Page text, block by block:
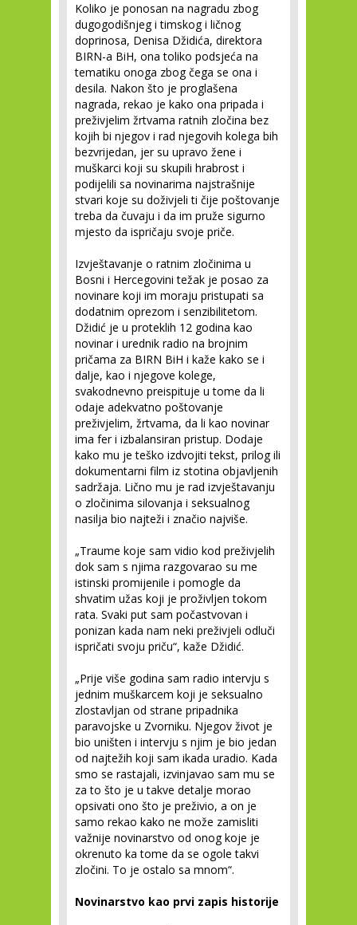
Koliko je ponosan na nagradu zbog
dugogodišnjeg i timskog i ličnog
doprinosa, Denisa Džidića, direktora
BIRN-a BiH, ona toliko podsjeća na
tematiku onoga zbog čega se ona i
desila. Nakon što je proglašena
nagrada, rekao je kako ona pripada i
preživjelim žrtvama ratnih zločina bez
kojih bi njegov i rad njegovih kolega bih
bezvrijedan, jer su upravo žene i
muškarci koji su skupili hrabrost i
podijelili sa novinarima najstrašnije
stvari koje su doživjeli ti čije poštovanje
treba da čuvaju i da im pruže sigurno
mjesto da ispričaju svoje priče.
Izvještavanje o ratnim zločinima u
Bosni i Hercegovini težak je posao za
novinare koji im moraju pristupati sa
dodatnim oprezom i senzibilitetom.
Džidić je u proteklih 12 godina kao
novinar i urednik radio na brojnim
pričama za BIRN BiH i kaže kako se i
dalje, kao i njegove kolege,
svakodnevno preispituje u tome da li
odaje adekvatno poštovanje
preživjelim, žrtvama, da li kao novinar
ima fer i izbalansiran pristup. Dodaje
kako mu je teško izdvojiti tekst, prilog ili
dokumentarni film iz stotina objavljenih
sadržaja. Lično mu je rad izvještavanju
o zločinima silovanja i seksualnog
nasilja bio najteži i značio najviše.
„Traume koje sam vidio kod preživjelih
dok sam s njima razgovarao su me
istinski promijenile i pomogle da
shvatim užas koji je proživljen tokom
rata. Svaki put sam počastvovan i
ponizan kada nam neki preživjeli odluči
ispričati svoju priču“, kaže Džidić.
„Prije više godina sam radio intervju s
jednim muškarcem koji je seksualno
zlostavljan od strane pripadnika
paravojske u Zvorniku. Njegov život je
bio uništen i intervju s njim je bio jedan
od najtežih koji sam ikada uradio. Kada
smo se rastajali, izvinjavao sam mu se
za to što je u takve detalje morao
opsivati ono što je preživio, a on je
samo rekao kako ne može zamisliti
važnije novinarstvo od onog koje je
okrenuto ka tome da se ogole takvi
zločini. To je ostalo sa mnom“.
Novinarstvo kao prvi zapis historije